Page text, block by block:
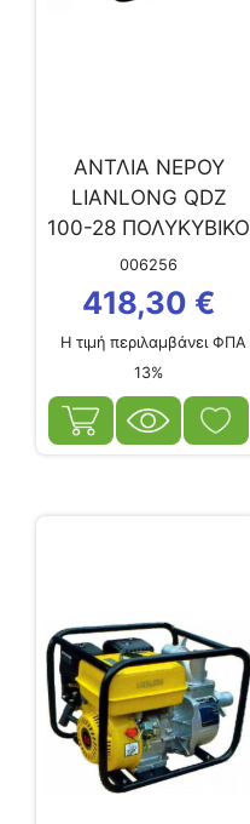
ΑΝΤΛΙΑ ΝΕΡΟΥ
LIANLONG QDZ
100-28 ΠΟΛΥΚΥΒΙΚΟ
006256
418,30 €
Η τιμή περιλαμβάνει ΦΠΑ
13%